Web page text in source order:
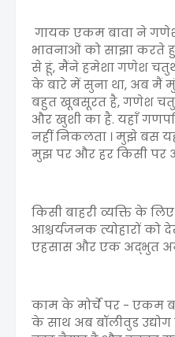
गायक एकम बावा ने
भावनाओं को साझा करते
से हूं, मैंने हमेशा गणेश
के बारे में सुना था, अब मैं
बहुत खूबसूरत है, गणेश
और खुशी का है. यहाँ
नहीं निकलता । मुझे बस
मुझ पर और हर किसी पर
किसी बाहरी व्यक्ति के
आश्चर्यजनक त्योहारों को
एहसास और एक अद्भुत
काम के मोर्चे पर - एकम
के साथ अब बॉलीवुड